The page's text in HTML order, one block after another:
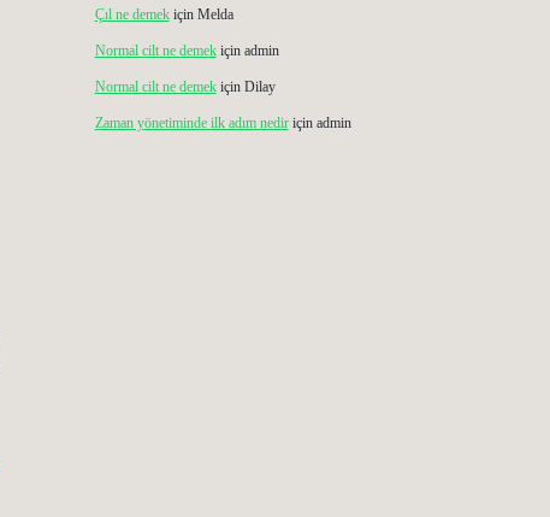
Çıl ne demekiçin Melda
Normal cilt ne demekiçin admin
Normal cilt ne demekiçin Dilay
Zaman yönetiminde ilk adım nediriçin admin